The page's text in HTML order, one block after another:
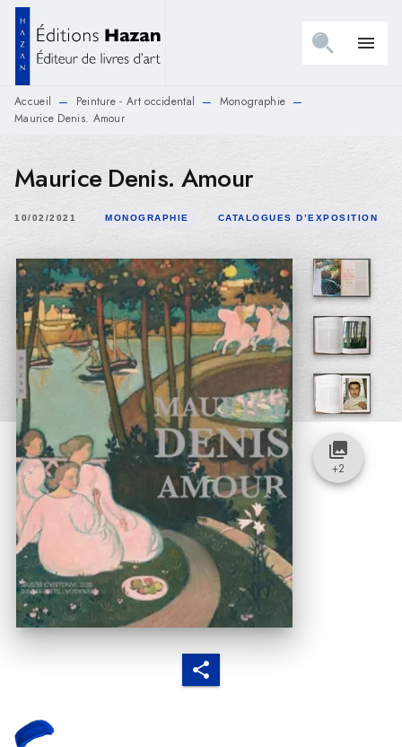
MENU RECHERCHE
PIED DE PAGE
menu
Accueil — Peinture - Art occidental — Monographie —
Maurice Denis. Amour
Maurice Denis. Amour
10/02/2021 MONOGRAPHIE CATALOGUES D’EXPOSITION
collections
+2